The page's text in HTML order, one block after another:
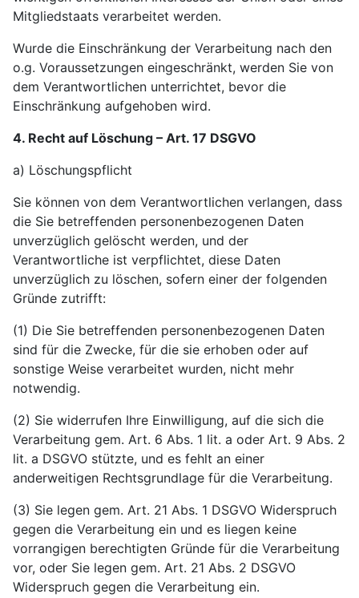
Mitgliedstaats verarbeitet werden.
Wurde die Einschränkung der Verarbeitung nach den
o.g. Voraussetzungen eingeschränkt, werden Sie von
dem Verantwortlichen unterrichtet, bevor die
Einschränkung aufgehoben wird.
4. Recht auf Löschung – Art. 17 DSGVO
a) Löschungspflicht
Sie können von dem Verantwortlichen verlangen, dass
die Sie betreffenden personenbezogenen Daten
unverzüglich gelöscht werden, und der
Verantwortliche ist verpflichtet, diese Daten
unverzüglich zu löschen, sofern einer der folgenden
Gründe zutrifft:
(1) Die Sie betreffenden personenbezogenen Daten
sind für die Zwecke, für die sie erhoben oder auf
sonstige Weise verarbeitet wurden, nicht mehr
notwendig.
(2) Sie widerrufen Ihre Einwilligung, auf die sich die
Verarbeitung gem. Art. 6 Abs. 1 lit. a oder Art. 9 Abs. 2
lit. a DSGVO stützte, und es fehlt an einer
anderweitigen Rechtsgrundlage für die Verarbeitung.
(3) Sie legen gem. Art. 21 Abs. 1 DSGVO Widerspruch
gegen die Verarbeitung ein und es liegen keine
vorrangigen berechtigten Gründe für die Verarbeitung
vor, oder Sie legen gem. Art. 21 Abs. 2 DSGVO
Widerspruch gegen die Verarbeitung ein.